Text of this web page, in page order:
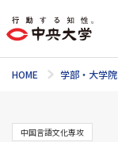
HOME 学部・大学
中国言語文化専攻